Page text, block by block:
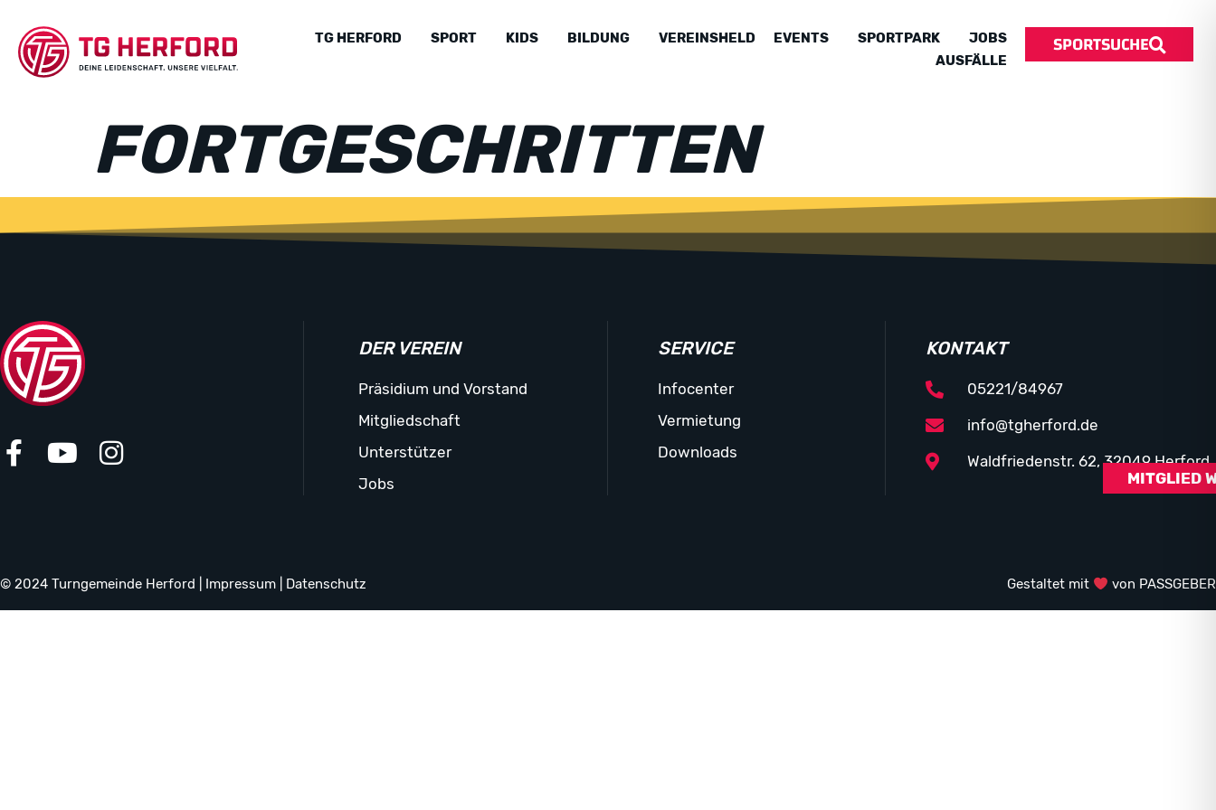
TG HERFORD SPORT KIDS BILDUNG VEREINSHELD EVENTS SPORTPARK
JOBS
AUSFÄLLE
SPORTSUCHE
FORTGESCHRITTEN
DER VEREIN
Präsidium und Vorstand
Mitgliedschaft
Unterstützer
Jobs
SERVICE
Infocenter
Vermietung
Downloads
KONTAKT
05221/84967
info@tgherford.de
Waldfriedenstr. 62, 32049 Herford
© 2024 Turngemeinde Herford | Impressum Datenschutz Gestaltet mit von PASSGEBER
MITGLIED